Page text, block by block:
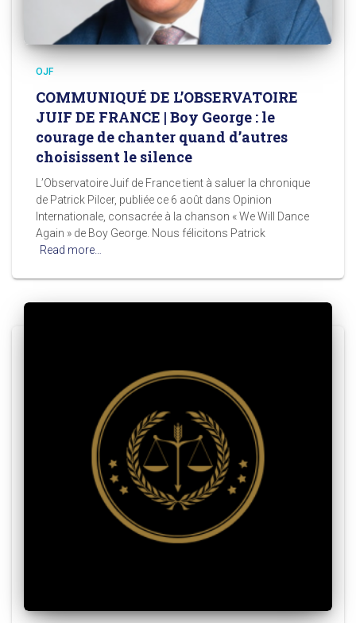
OJF
COMMUNIQUÉ DE L’OBSERVATOIRE
JUIF DE FRANCE | Boy George : le
courage de chanter quand d’autres
choisissent le silence
L’Observatoire Juif de France tient à saluer la chronique
de Patrick Pilcer, publiée ce 6 août dans Opinion
Internationale, consacrée à la chanson « We Will Dance
Again » de Boy George. Nous félicitons Patrick
Read more…